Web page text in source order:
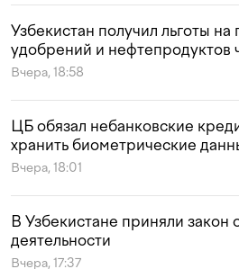
Узбекистан получил льготы на
удобрений и нефтепродуктов
Вчера, 18:58
ЦБ обязал небанковские
хранить биометрические
Вчера, 18:01
В Узбекистане приняли закон
деятельности
Вчера, 17:37